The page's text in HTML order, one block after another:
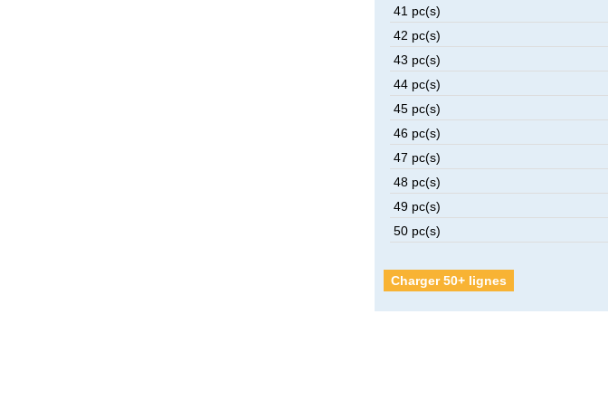
41 pc(s)
42 pc(s)
43 pc(s)
44 pc(s)
45 pc(s)
46 pc(s)
47 pc(s)
48 pc(s)
49 pc(s)
50 pc(s)
Charger 50+ lignes